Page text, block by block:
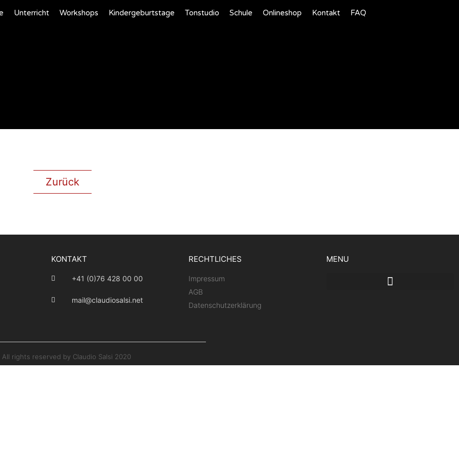
Unterricht Workshops Kindergeburtstage Tonstudio Schule Onlineshop Kontakt FAQ
Zurück
KONTAKT
+41 (0)76 428 00 00
mail@claudiosalsi.net
RECHTLICHES
Impressum
AGB
Datenschutzerklärung
MENU
rights reserved by Claudio Salsi 2020